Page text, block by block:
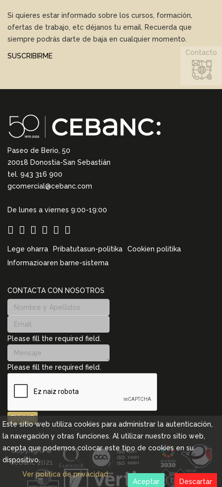
Si quieres estar informado sobre los cursos, formación,
ofertas de trabajo, etc déjanos tu email. Recuerda que
siempre podrás darte de baja en cualquier momento.
SUSCRIBIRME
Paseo de Berio, 50
20018 Donostia-San Sebastián
tel. 943 316 900
gcomercial@cebanc.com
De lunes a viernes 9:00-19:00
Lege oharra Pribatutasun-politika
Cookien politika
Informazioaren barne-sistema
CONTACTA CON NOSOTROS
Please fill the required field.
Please fill the required field.
ENVIAR
Contacto
Copyright ©
Cebanc 2021
Este sitio web utiliza cookies para administrar la autenticación,
la navegación y otras funciones. Al utilizar nuestro sitio web,
acepta que podemos colocar este tipo de cookies en su
dispositivo.
Ver política de privacidad
Descartar
Aceptar